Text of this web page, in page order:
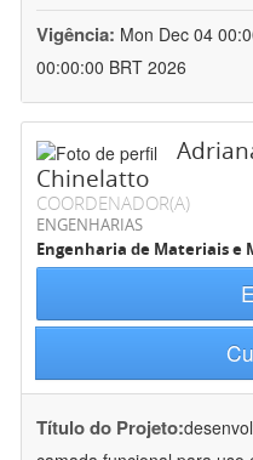
Vigência: Mon Dec 04
00:00:00 BRT 2026
Chinelatto
COORDENADOR(A)
ENGENHARIAS
Engenharia de Materiais e
Título do Projeto: